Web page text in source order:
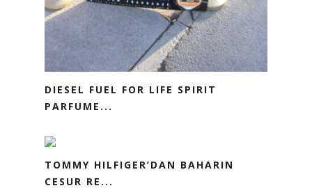
DIESEL FUEL FOR LIFE SPIRIT
PARFUME...
TOMMY HILFIGER’DAN BAHARIN
CESUR RE...